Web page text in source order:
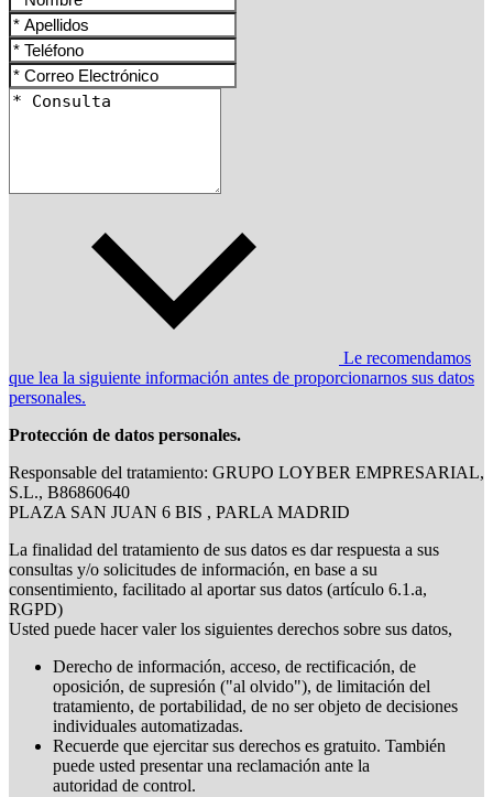
Le recomendamos
que lea la siguiente información antes de proporcionarnos sus datos
personales.
Protección de datos personales.
Responsable del tratamiento: GRUPO LOYBER EMPRESARIAL,
S.L., B86860640
PLAZA SAN JUAN 6 BIS , PARLA MADRID
La finalidad del tratamiento de sus datos es dar respuesta a sus
consultas y/o solicitudes de información, en base a su
consentimiento, facilitado al aportar sus datos (artículo 6.1.a,
RGPD)
Usted puede hacer valer los siguientes derechos sobre sus datos,
Derecho de información, acceso, de rectificación, de
oposición, de supresión ("al olvido"), de limitación del
tratamiento, de portabilidad, de no ser objeto de decisiones
individuales automatizadas.
Recuerde que ejercitar sus derechos es gratuito. También
puede usted presentar una reclamación ante la
autoridad de control.